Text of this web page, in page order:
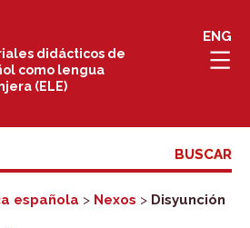
didácticos de
como lengua
(ELE)
ENG
española > Nexos > Disyunción